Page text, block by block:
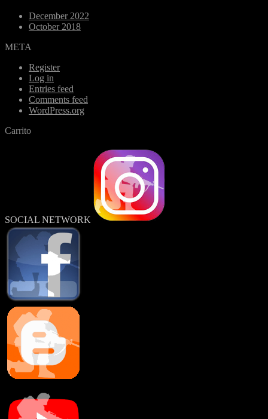
December 2022
October 2018
META
Register
Log in
Entries feed
Comments feed
WordPress.org
Carrito
SOCIAL NETWORK